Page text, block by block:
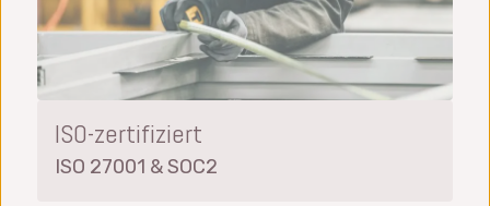
ISO-zertifiziert
ISO 27001 & SOC2